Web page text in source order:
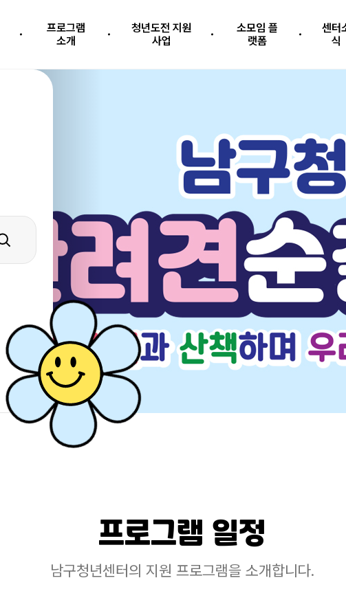
프로그램
소개
청년도전 지원
사업
소모임 플
랫폼
센터
식
프로그램 일정
남구청년센터의 지원 프로그램을 소개합니다.